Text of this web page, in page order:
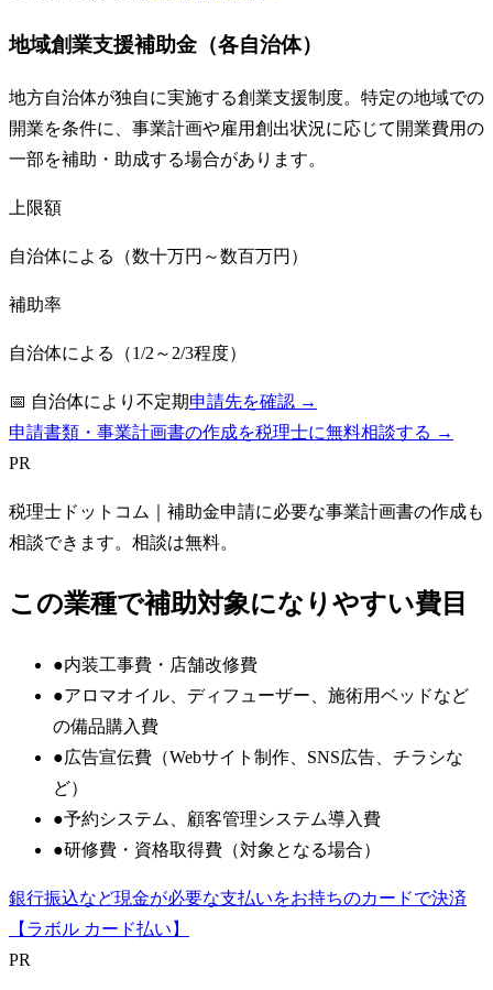
地域創業支援補助金（各自治体）
地方自治体が独自に実施する創業支援制度。特定の地域での
開業を条件に、事業計画や雇用創出状況に応じて開業費用の
一部を補助・助成する場合があります。
上限額
自治体による（数十万円～数百万円）
補助率
自治体による（1/2～2/3程度）
📅 自治体により不定期申請先を確認 →
申請書類・事業計画書の作成を税理士に無料相談する →
PR
税理士ドットコム
｜補助金申請に必要な事業計画書の作成も
相談できます。相談は無料。
この業種で補助対象になりやすい費目
●内装工事費・店舗改修費
●アロマオイル、ディフューザー、施術用ベッドなど
の備品購入費
●広告宣伝費（Webサイト制作、SNS広告、チラシな
ど）
●予約システム、顧客管理システム導入費
●研修費・資格取得費（対象となる場合）
銀行振込など現金が必要な支払いをお持ちのカードで決済
【ラボル カード払い】
PR